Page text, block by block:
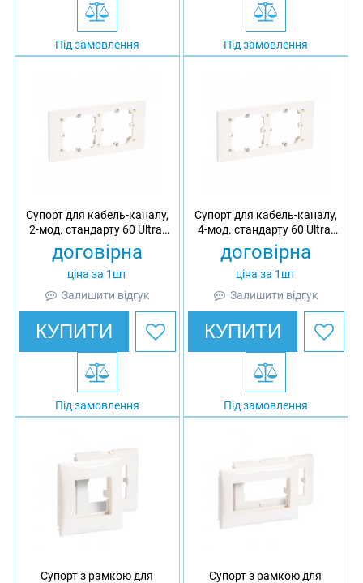
Під замовлення Під замовлення
Супорт для кабель-каналу,
2-мод. стандарту 60 Ultra,
АБС
договірна
ціна за 1шт
Залишити відгук
КУПИТИ
Під замовлення
Супорт для кабель-каналу,
4-мод. стандарту 60 Ultra,
АБС
договірна
ціна за 1шт
Залишити відгук
КУПИТИ
Під замовлення
Супорт з рамкою для
Супорт з рамкою для